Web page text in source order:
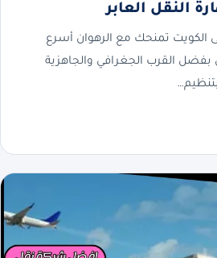
تمنحك مع الرهوان أسرع
القرب الجغرافي والجاهزية